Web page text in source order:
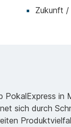
Zukunft /
in
sich durch